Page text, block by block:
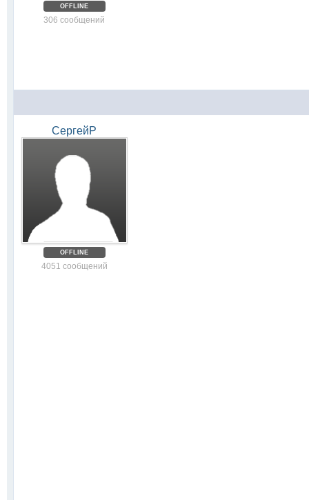
OFFLINE
306 сообщений
СергейР
OFFLINE
4051 сообщений